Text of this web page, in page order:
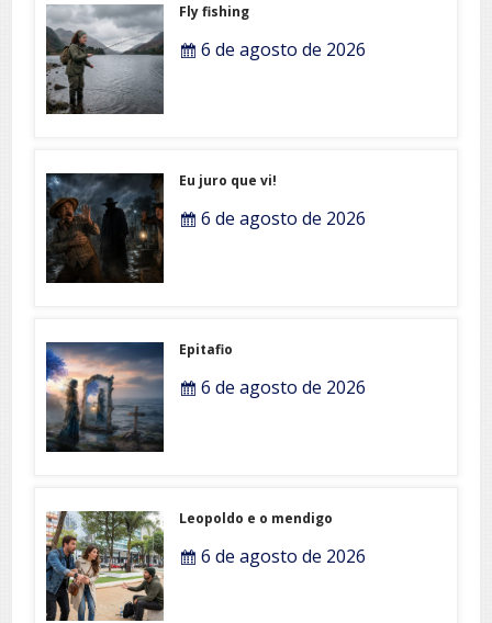
Fly fishing
6 de agosto de 2026
Eu juro que vi!
6 de agosto de 2026
Epitafio
6 de agosto de 2026
Leopoldo e o mendigo
6 de agosto de 2026